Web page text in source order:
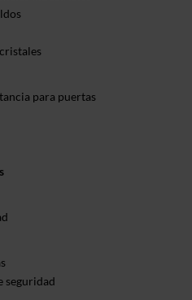
para puertas
seguridad